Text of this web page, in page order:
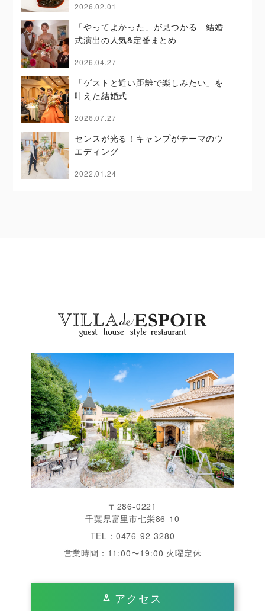
2026.02.01
「やってよかった」が見つかる 結婚
式演出の人気&定番まとめ
2026.04.27
「ゲストと近い距離で楽しみたい」を
叶えた結婚式
2026.07.27
センスが光る！キャンプがテーマのウ
エディング
2022.01.24
〒286-0221
千葉県富里市七栄86-10
TEL：0476-92-3280
営業時間：11:00〜19:00 火曜定休
アクセス